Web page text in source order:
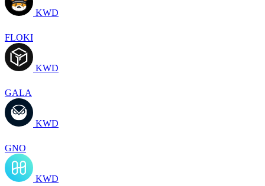
KWD
FLOKI
KWD
GALA
KWD
GNO
KWD